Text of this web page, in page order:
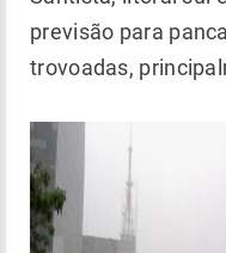
previsão para
trovoadas,